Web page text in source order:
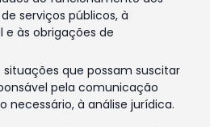
serviços públicos, à
às obrigações de
situações que possam suscitar
pela comunicação
necessário, à análise jurídica.